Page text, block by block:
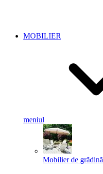
MOBILIER
meniul
Mobilier de grădină